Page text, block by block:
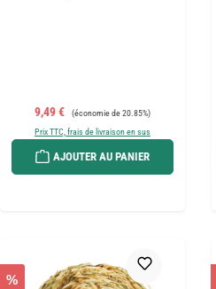
Prix de vente :
9,49 € Prix régulier :
(économie de 20.85%)
Prix TTC, frais de livraison en sus
AJOUTER AU PANIER
%